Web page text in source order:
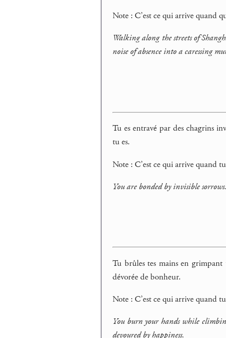
Note : C’est ce qui arrive quand
Walking along the streets of
noise of absence into a caressing
Tu es entravé par des chagrins
tu es.
Note : C’est ce qui arrive quand
You are bonded by invisible
Tu brûles tes mains en grimpant
dévorée de bonheur.
Note : C’est ce qui arrive quand
You burn your hands while
devoured by happiness.